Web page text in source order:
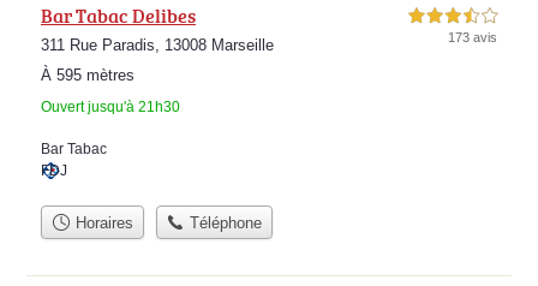
Bar Tabac Delibes
311 Rue Paradis, 13008 Marseille
À 595 mètres
Ouvert jusqu'à 21h30
3,5 étoiles sur 5
173 avis
Bar Tabac
FDJ
Horaires Téléphone